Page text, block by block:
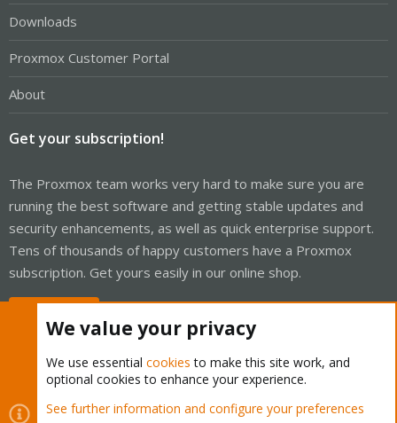
Downloads
Proxmox Customer Portal
About
Get your subscription!
The Proxmox team works very hard to make sure you are
running the best software and getting stable updates and
security enhancements, as well as quick enterprise support.
Tens of thousands of happy customers have a Proxmox
subscription. Get yours easily in our online shop.
Cookies Proxmox Support Forum - Light Mode
We value your privacy
We use essential cookies to make this site work, and
optional cookies to enhance your experience.
See further information and configure your preferences